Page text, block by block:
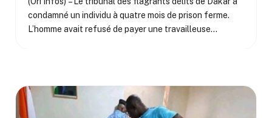
condamné un individu à quatre mois de prison ferme.
L’homme avait refusé de payer une travailleuse…